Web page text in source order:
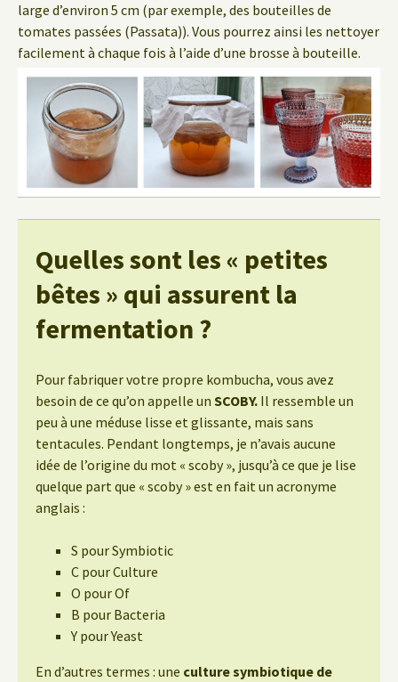
large d’environ 5 cm (par exemple, des bouteilles de
tomates passées (Passata)). Vous pourrez ainsi les nettoyer
facilement à chaque fois à l’aide d’une brosse à bouteille.
Quelles sont les « petites
bêtes » qui assurent la
fermentation ?
Pour fabriquer votre propre kombucha, vous avez
besoin de ce qu’on appelle un SCOBY. Il ressemble un
peu à une méduse lisse et glissante, mais sans
tentacules. Pendant longtemps, je n’avais aucune
idée de l’origine du mot « scoby », jusqu’à ce que je lise
quelque part que « scoby » est en fait un acronyme
anglais :
S pour Symbiotic
C pour Culture
O pour Of
B pour Bacteria
Y pour Yeast
En d’autres termes : une culture symbiotique de